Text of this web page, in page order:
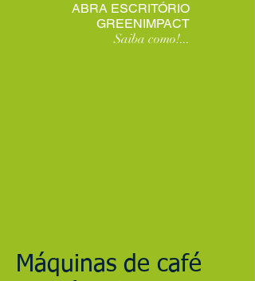
ABRA ESCRITÓRIO
GREENIMPACT
Saiba como!...
Máquinas de café